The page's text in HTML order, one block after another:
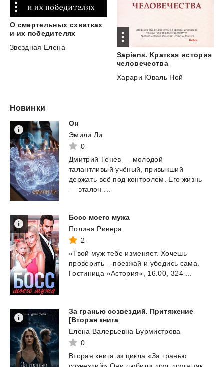
О смертельных схватках
и их победителях
Звездная Елена
Sapiens. Краткая история
человечества
Харари Юваль Ной
Новинки
Он
Эмили Ли
0
Дмитрий Тенев — молодой
талантливый учёный, привыкший
держать всё под контролем. Его жизнь
— эталон ...
Босс моего мужа
Полина Ривера
2
«Твой муж тебе изменяет. Хочешь
проверить – поезжай и убедись сама.
Гостиница «Астория», 16.00, 324
За гранью созвездий. Притяжение
[Вторая книга
Елена Валерьевна Бурмистрова
0
Вторая книга из цикла «За гранью